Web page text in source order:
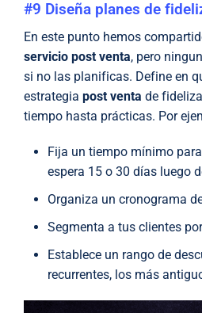
#9 Diseña planes de
En este punto hemos
servicio post venta, pero
si no las planificas. Define en
estrategia post venta de
tiempo hasta prácticas. Por
Fija un tiempo mínimo
espera 15 o 30 días luego
Organiza un cronograma
Segmenta a tus clientes
Establece un rango de
recurrentes, los más